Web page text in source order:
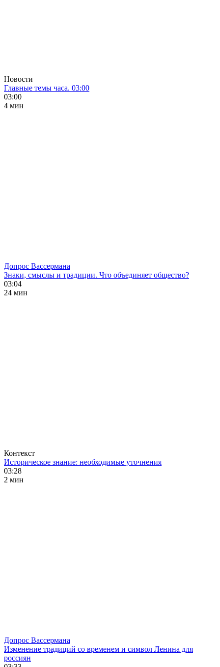
Новости
Главные темы часа. 03:00
03:00
4 мин
Допрос Вассермана
Знаки, смыслы и традиции. Что объединяет общество?
03:04
24 мин
Контекст
Историческое знание: необходимые уточнения
03:28
2 мин
Допрос Вассермана
Изменение традиций со временем и символ Ленина для
россиян